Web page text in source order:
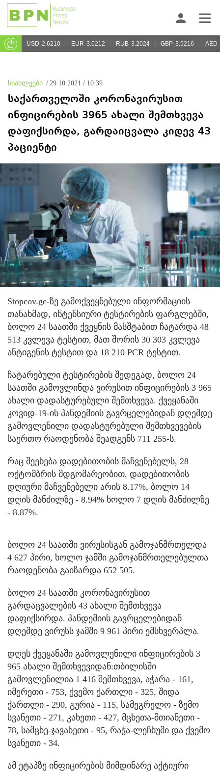
USD 2.6210 EUR 3.0212 RUB 3.2024 GBP 3.5216 AED
სიახლეები / 29.10.2021 / 10:39
საქართველოში კორონავირუსით
ინფიცირების 3965 ახალი შემთხვევა
დაფიქსირდა, გარდაიცვალა კიდევ 43
პაციენტი
Stopcov.ge-ზე გამოქვეყნებული ინფორმაციის
თანახმად, ინტენსიური ტესტირების ფარგლებში,
ბოლო 24 საათში ქვეყნის მასშტაბით ჩატარდა 48
513 კვლევა ტესტით, მათ შორის 30 303 კვლევა
ანტიგენის ტესტით და 18 210 PCR ტესტით.
ჩატარებული ტესტირების შედეგად, ბოლო 24
საათში გამოვლინდა ვირუსით ინფიცირების 3 965
ახალი დადასტურებული შემთხვევა. ქვეყანაში
კოვიდ-19-ის პანდემიის გავრცელებიდან დღემდე
გამოვლენილი დადასტურებული შემთხვევების
საერთო რაოდენობა შეადგენს 711 255-ს.
რაც შეეხება დადებითობის მაჩვენებელს, 28
ოქტომბრის მდგომარეობით, დადებითობის
დღიური მაჩვენებელი არის 8.17%, ბოლო 14
დღის მანძილზე - 8.94% ხოლო 7 დღის მანძილზე
- 8.87%.
ბოლო 24 საათში ვირუსისგან გამოჯანმრთელდა
4 627 პირი, ხოლო ჯამში გამოჯანმრთელებულთა
რაოდენობა გაიზარდა 652 505.
ბოლო 24 საათში კორონავირუსით
გარდაცვალების 43 ახალი შემთხვევა
დაფიქსირდა. პანდემიის გავრცელებიდან
დღემდე ვირუსს ჯამში 9 961 პირი ემსხვერპლა.
დღეს ქვეყანაში გამოვლენილი ინფიცირების 3
965 ახალი შემთხვევიდან:თბილისში
გამოვლენილია 1 416 შემთხვევა, აჭარა - 161,
იმერეთი - 753, ქვემო ქართლი - 325, შიდა
ქართლი - 290, გურია - 115, სამეგრელო - ზემო
სვანეთი - 271, კახეთი - 427, მცხეთა-მთიანეთი -
78, სამცხე-ჯავახეთი - 95, რაჭა-ლეჩხუმი და ქვემო
სვანეთი - 34.
ამ ეტაპზე ინფიცირების მიმდინარე აქტიური